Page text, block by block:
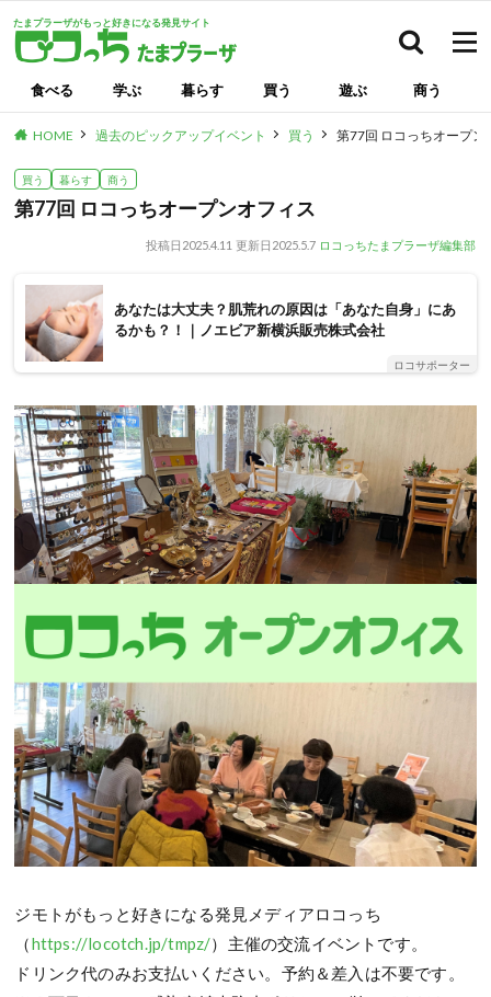
たまプラーザがもっと好きになる発見サイト
食べる 学ぶ 暮らす 買う 遊ぶ 商う
HOME 過去のピックアップイベント 買う 第77回 ロコっちオープン
買う 暮らす 商う
第77回 ロコっちオープンオフィス
投稿日 2025.4.11 更新日 2025.5.7 ロコっちたまプラーザ編集部
あなたは大丈夫？肌荒れの原因は「あなた自身」にあ
るかも？！｜ノエビア新横浜販売株式会社
ロコサポーター
ジモトがもっと好きになる発見メディアロコっち
（https://locotch.jp/tmpz/）主催の交流イベントです。
ドリンク代のみお支払いください。予約＆差入は不要です。